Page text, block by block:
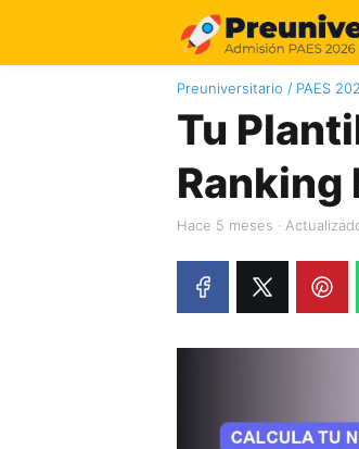
Preuniversitario / PAES
Tu
Ranking
hace 5 meses ·